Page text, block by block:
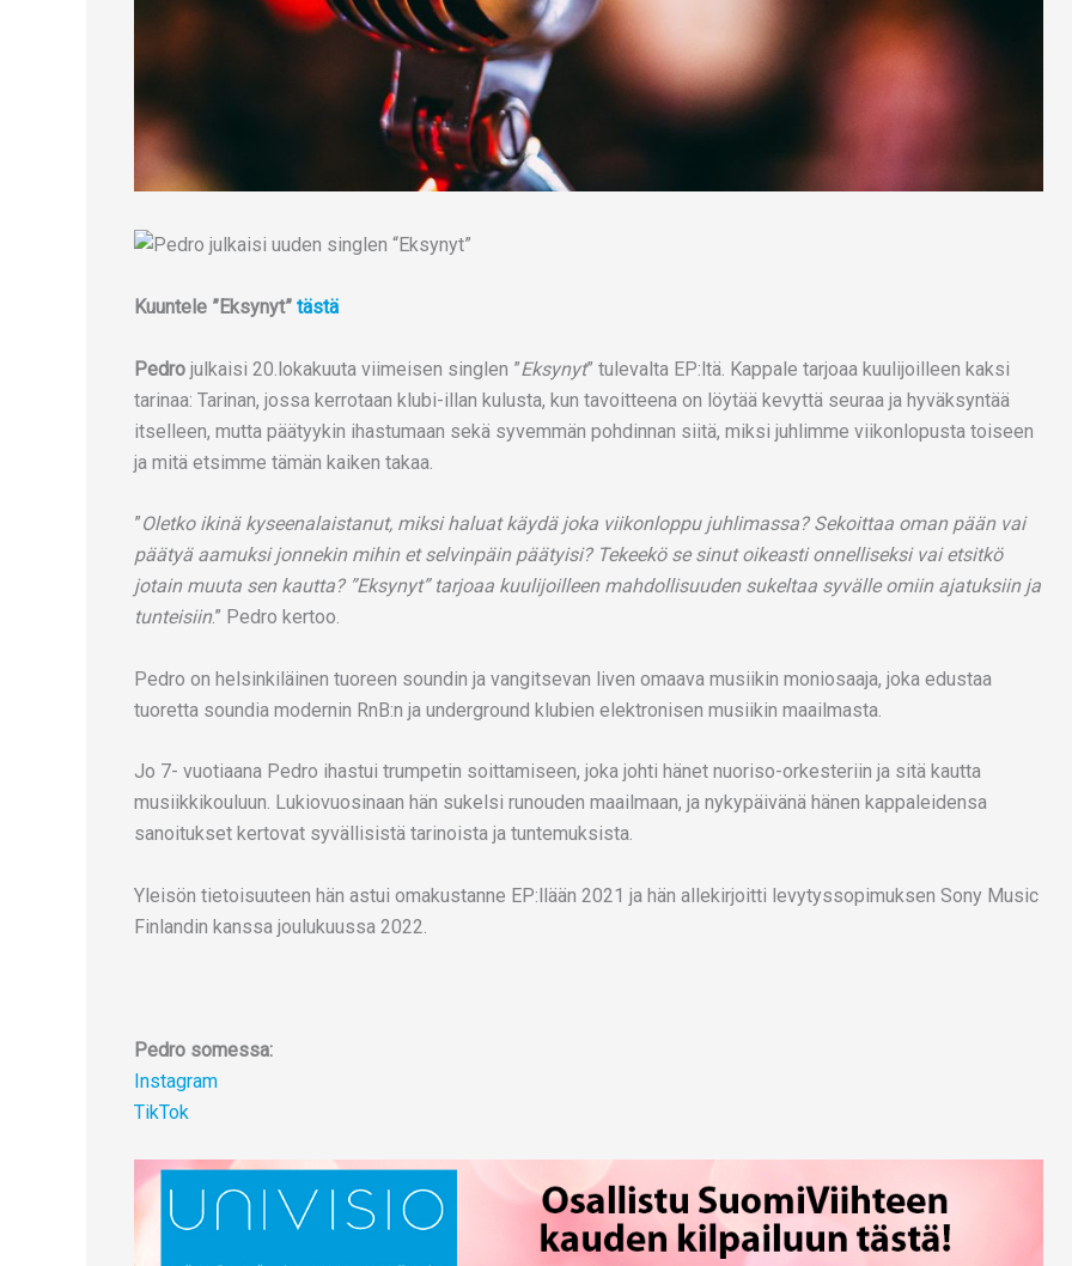
Kuuntele ”Eksynyt” tästä
Pedro julkaisi 20.lokakuuta viimeisen singlen ”Eksynyt” tulevalta EP:ltä. Kappale tarjoaa kuulijoilleen kaksi
tarinaa: Tarinan, jossa kerrotaan klubi-illan kulusta, kun tavoitteena on löytää kevyttä seuraa ja hyväksyntää
itselleen, mutta päätyykin ihastumaan sekä syvemmän pohdinnan siitä, miksi juhlimme viikonlopusta toiseen
ja mitä etsimme tämän kaiken takaa.
”Oletko ikinä kyseenalaistanut, miksi haluat käydä joka viikonloppu juhlimassa? Sekoittaa oman pään vai
päätyä aamuksi jonnekin mihin et selvinpäin päätyisi? Tekeekö se sinut oikeasti onnelliseksi vai etsitkö
jotain muuta sen kautta? ”Eksynyt” tarjoaa kuulijoilleen mahdollisuuden sukeltaa syvälle omiin ajatuksiin ja
tunteisiin.” Pedro kertoo.
Pedro on helsinkiläinen tuoreen soundin ja vangitsevan liven omaava musiikin moniosaaja, joka edustaa
tuoretta soundia modernin RnB:n ja underground klubien elektronisen musiikin maailmasta.
Jo 7- vuotiaana Pedro ihastui trumpetin soittamiseen, joka johti hänet nuoriso-orkesteriin ja sitä kautta
musiikkikouluun. Lukiovuosinaan hän sukelsi runouden maailmaan, ja nykypäivänä hänen kappaleidensa
sanoitukset kertovat syvällisistä tarinoista ja tuntemuksista.
Yleisön tietoisuuteen hän astui omakustanne EP:llään 2021 ja hän allekirjoitti levytyssopimuksen Sony Music
Finlandin kanssa joulukuussa 2022.
Pedro somessa:
Instagram
TikTok